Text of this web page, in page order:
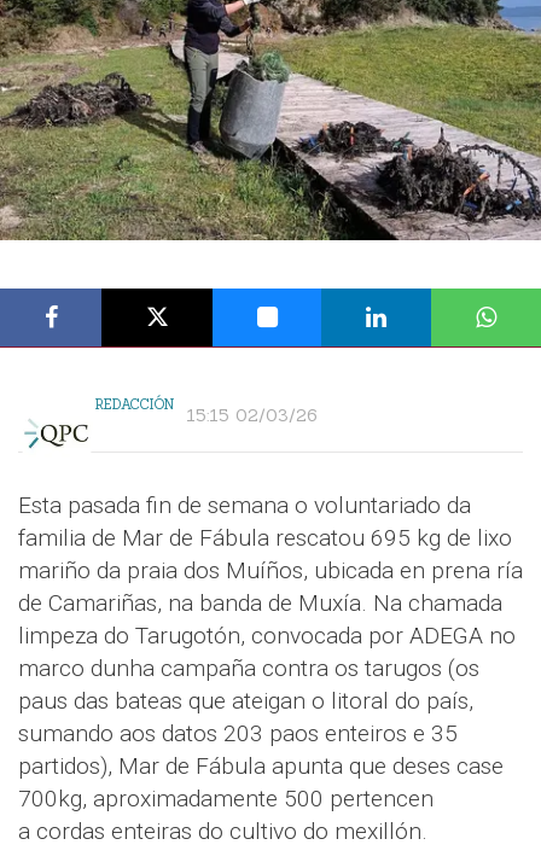
REDACCIÓN 15:15 02/03/26
Esta pasada fin de semana o voluntariado da
familia de Mar de Fábula rescatou 695 kg de lixo
mariño da praia dos Muíños, ubicada en prena ría
de Camariñas, na banda de Muxía. Na chamada
limpeza do Tarugotón, convocada por ADEGA no
marco dunha campaña contra os tarugos (os
paus das bateas que ateigan o litoral do país,
sumando aos datos 203 paos enteiros e 35
partidos), Mar de Fábula apunta que deses case
700kg, aproximadamente 500 pertencen
a cordas enteiras do cultivo do mexillón.